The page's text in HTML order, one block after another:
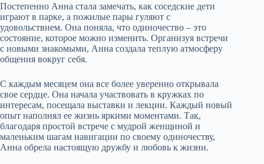
Постепенно Анна стала замечать, как соседские дети
играют в парке, а пожилые пары гуляют с
удовольствием. Она поняла, что одиночество – это
состояние, которое можно изменить. Организуя встречи
с новыми знакомыми, Анна создала теплую атмосферу
общения вокруг себя.
С каждым месяцем она все более уверенно открывала
свое сердце. Она начала участвовать в кружках по
интересам, посещала выставки и лекции. Каждый новый
опыт наполнял ее жизнь яркими моментами. Так,
благодаря простой встрече с мудрой женщиной и
маленьким шагам навигации по своему одиночеству,
Анна обрела настоящую дружбу и любовь к жизни.